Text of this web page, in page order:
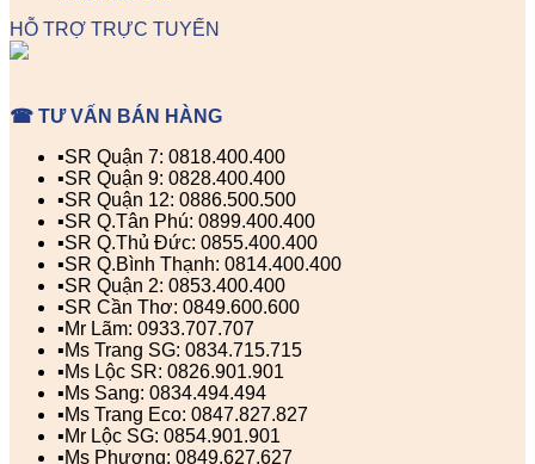
HỖ TRỢ TRỰC TUYẾN
☎ TƯ VẤN BÁN HÀNG
▪️SR Quận 7: 0818.400.400
▪️SR Quận 9: 0828.400.400
▪️SR Quận 12: 0886.500.500
▪️SR Q.Tân Phú: 0899.400.400
▪️SR Q.Thủ Đức: 0855.400.400
▪️SR Q.Bình Thạnh: 0814.400.400
▪️SR Quận 2: 0853.400.400
▪️SR Cần Thơ: 0849.600.600
▪️Mr Lãm: 0933.707.707
▪️Ms Trang SG: 0834.715.715
▪️Ms Lộc SR: 0826.901.901
▪️Ms Sang: 0834.494.494
▪️Ms Trang Eco: 0847.827.827
▪️Mr Lộc SG: 0854.901.901
▪️Ms Phượng: 0849.627.627